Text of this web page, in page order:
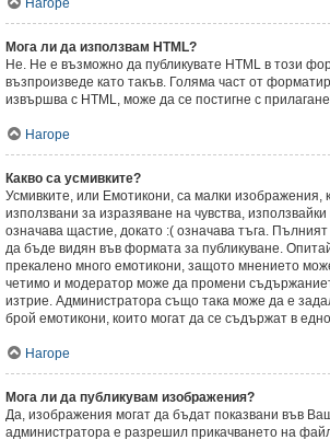
Нагоре
Мога ли да използвам HTML?
Не. Не е възможно да публикувате HTML в този
възпроизведе като такъв. Голяма част от
извършва с HTML, може да се постигне с
Нагоре
Какво са усмивките?
Усмивките, или Емотикони, са малки изображения,
използвани за изразяване на чувства,
означава щастие, докато :( означава тъга.
да бъде видян във формата за публикуване.
прекалено много емотикони, защото мнението
четимо и модератор може да промени
изтрие. Администратора също така може да е
брой емотикони, които могат да се съдържат в
Нагоре
Мога ли да публикувам изображения?
Да, изображения могат да бъдат показвани във
администратора е разрешил прикачването на